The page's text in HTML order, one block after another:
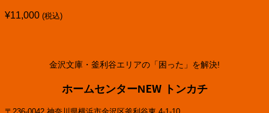
¥11,000 (税込)
金沢文庫・釜利谷エリアの「困った」を解決!
ホームセンターNEW トンカチ